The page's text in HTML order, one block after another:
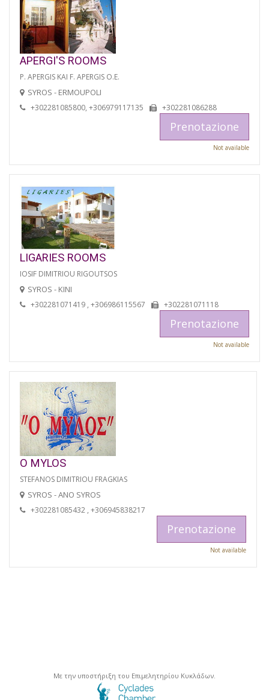
APERGI'S ROOMS
P. APERGIS KAI F. APERGIS O.E.
SYROS - ERMOUPOLI
+302281085800, +306979117135 +302281086288
Prenotazione
Not available
LIGARIES ROOMS
IOSIF DIMITRIOU RIGOUTSOS
SYROS - KINI
+302281071419 , +306986115567 +302281071118
Prenotazione
Not available
O MYLOS
STEFANOS DIMITRIOU FRAGKIAS
SYROS - ANO SYROS
+302281085432 , +306945838217
Prenotazione
Not available
Με την υποστήριξη του Επιμελητηρίου Κυκλάδων.